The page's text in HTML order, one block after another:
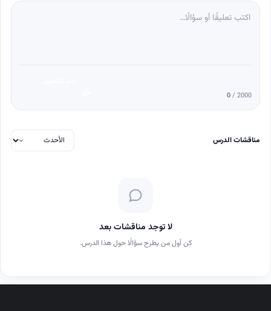
0/ 2000
مناقشات الدرس
لا توجد مناقشات بعد
كن أول من يطرح سؤالًا حول هذا الدرس.